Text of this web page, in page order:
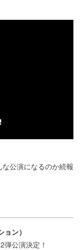
公演になるのか続報
ン）
公演決定！